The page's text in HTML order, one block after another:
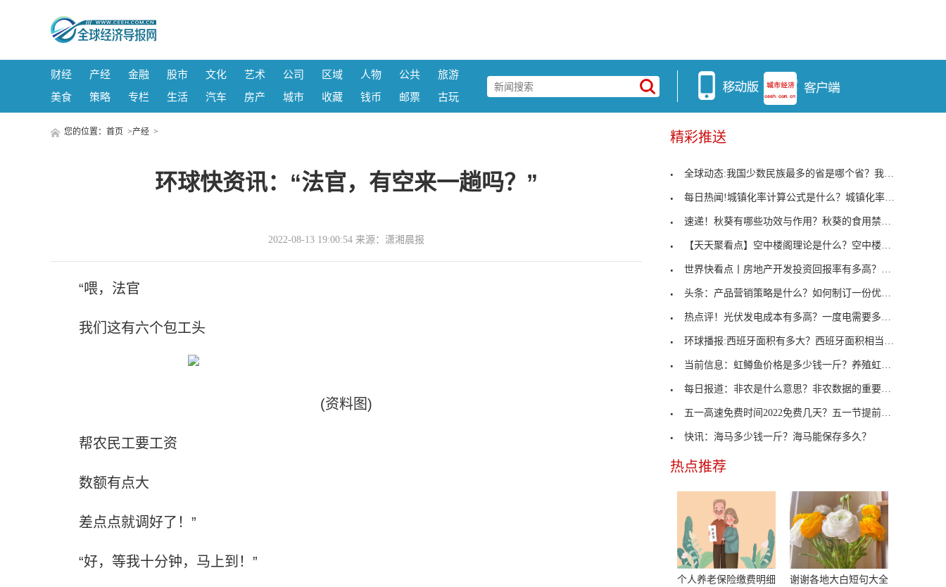
财经 产经 金融 股市 文化 艺术 公司 区域 人物 公共
旅游
美食
策略 专栏 生活 汽车 房产 城市 收藏 钱币 邮票 古玩
您的位置： 首页 >产经 >
环球快资讯：“法官，有空来一趟吗？”
2022-08-13 19:00:54 来源：潇湘晨报
“喂，法官
我们这有六个包工头
(资料图)
帮农民工要工资
数额有点大
差点点就调好了！”
“好，等我十分钟，马上到！”
精彩推送
全球动态:我国少数民族最多的省是哪个省？我国少数
每日热闻!城镇化率计算公式是什么？城镇化率有什么
速递！秋葵有哪些功效与作用？秋葵的食用禁忌有哪些
【天天聚看点】空中楼阁理论是什么？空中楼阁理论在
世界快看点丨房地产开发投资回报率有多高？如何衡量
头条：产品营销策略是什么？如何制订一份优秀的产品
热点评！光伏发电成本有多高？一度电需要多少钱？
环球播报:西班牙面积有多大？西班牙面积相当于中国
当前信息：虹鳟鱼价格是多少钱一斤？养殖虹鳟鱼的市
每日报道：非农是什么意思？非农数据的重要性有哪些
五一高速免费时间2022免费几天？五一节提前一天上高
快讯：海马多少钱一斤？海马能保存多久？
热点推荐
个人养老保险缴费明细
谢谢各地大白短句大全